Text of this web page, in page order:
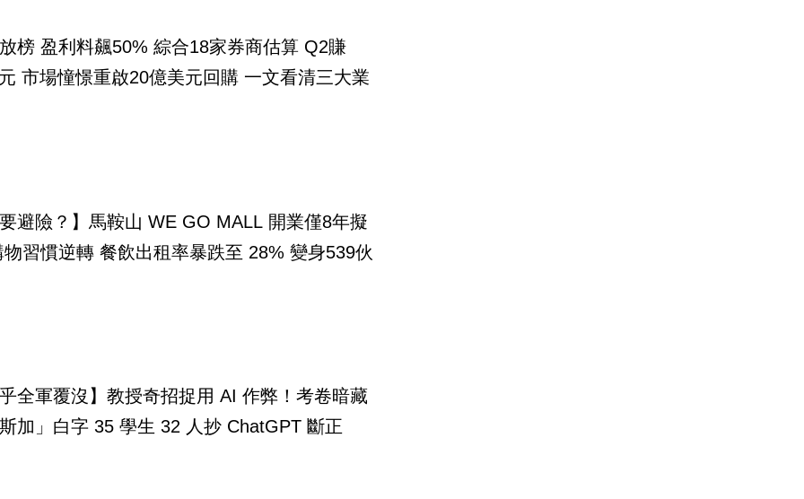
榜 盈利料飆50% 綜合18家券商估算 Q2賺
市場憧憬重啟20億美元回購 一文看清三大業
避險？】馬鞍山 WE GO MALL 開業僅8年擬
習慣逆轉 餐飲出租率暴跌至 28% 變身539伙
全軍覆沒】教授奇招捉用 AI 作弊！考卷暗藏
「馬達加斯加」白字 35 學生 32 人抄 ChatGPT 斷正